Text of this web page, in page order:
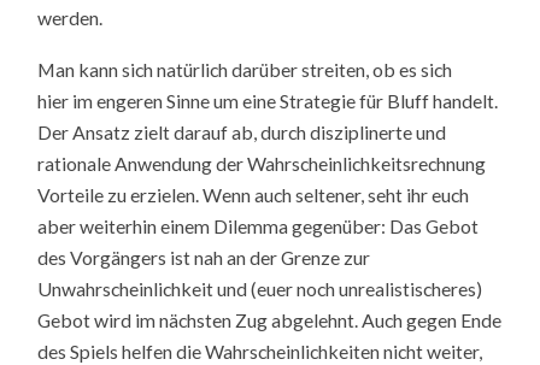
werden.
Man kann sich natürlich darüber streiten, ob es sich
hier im engeren Sinne um eine Strategie für Bluff handelt.
Der Ansatz zielt darauf ab, durch disziplinerte und
rationale Anwendung der Wahrscheinlichkeitsrechnung
Vorteile zu erzielen. Wenn auch seltener, seht ihr euch
aber weiterhin einem Dilemma gegenüber: Das Gebot
des Vorgängers ist nah an der Grenze zur
Unwahrscheinlichkeit und (euer noch unrealistischeres)
Gebot wird im nächsten Zug abgelehnt. Auch gegen Ende
des Spiels helfen die Wahrscheinlichkeiten nicht weiter,